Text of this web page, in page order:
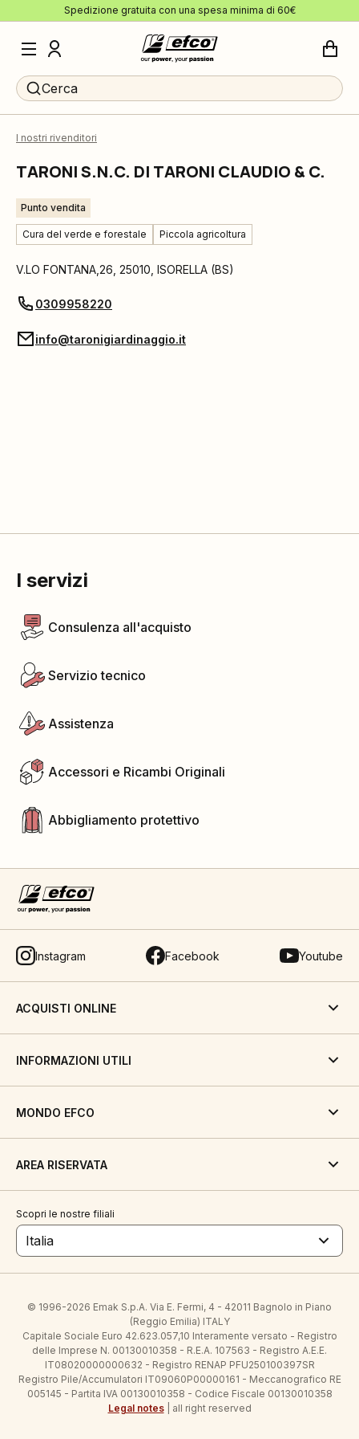
Spedizione gratuita con una spesa minima di 60€
Cerca
I nostri rivenditori
TARONI S.N.C. DI TARONI CLAUDIO & C.
Punto vendita
Cura del verde e forestale Piccola agricoltura
V.LO FONTANA,26 25010 ISORELLA (BS)
0309958220
info@taronigiardinaggio.it
I servizi
Consulenza all'acquisto
Servizio tecnico
Assistenza
Accessori e Ricambi Originali
Abbigliamento protettivo
Instagram Facebook Youtube
ACQUISTI ONLINE
INFORMAZIONI UTILI
MONDO EFCO
AREA RISERVATA
Scopri le nostre filiali
Italia
© 1996-2026 Emak S.p.A. Via E. Fermi, 4 - 42011 Bagnolo in Piano
(Reggio Emilia) ITALY
Capitale Sociale Euro 42.623.057,10 Interamente versato - Registro
delle Imprese N. 00130010358 - R.E.A. 107563 - Registro A.E.E.
IT08020000000632 - Registro RENAP PFU250100397SR
Registro Pile/Accumulatori IT09060P00000161 - Meccanografico RE
005145 - Partita IVA 00130010358 - Codice Fiscale 00130010358
Legal notes| all right reserved